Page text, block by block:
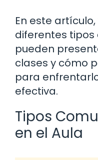
En este
diferentes tipos
pueden
clases y cómo
para
efectiva.
Tipos
en el Aula